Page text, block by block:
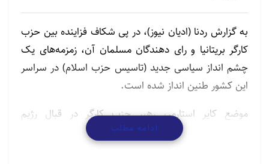
به گزارش ردنا (ادیان نیوز)، در پی شکاف فزاینده بین حزب
کارگر بریتانیا و رای دهندگان مسلمان آن، زمزمه‌های یک
چشم انداز سیاسی جدید (تاسیس حزب اسلام) در سراسر
این کشور طنین انداز شده است.
موضع کایر استارمر، رهبر حزب کارگر در قبال رژیم
صهیونیستی، باعث ایجاد نا امیدی در میان بسیاری از
طرفداران مسلمان این حزب شد. مسلمانان که احساس
ادامه مطلب